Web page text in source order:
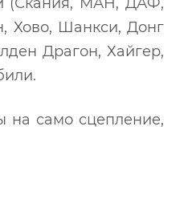
Хово, Шанкси, Донг
Драгон, Хайгер,
само сцепление,